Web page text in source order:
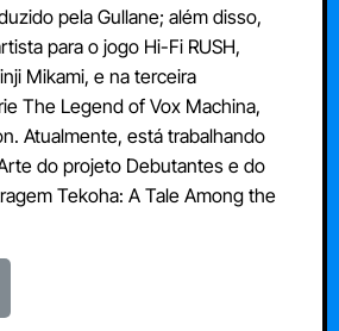
pela Gullane; além disso,
para o jogo Hi-Fi RUSH,
Mikami, e na terceira
The Legend of Vox Machina,
Atualmente, está trabalhando
do projeto Debutantes e do
Tekoha: A Tale Among the